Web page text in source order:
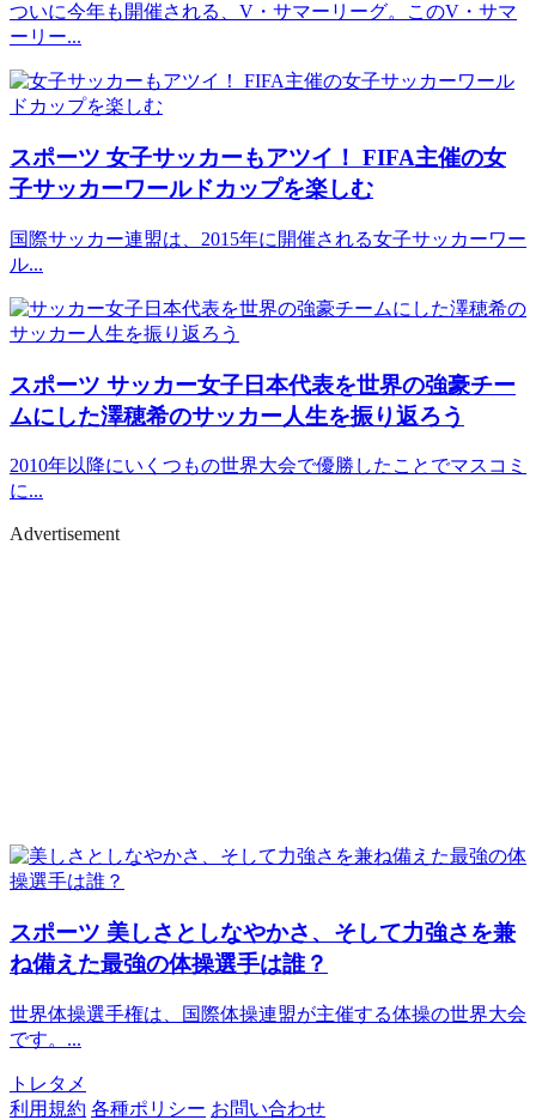
ついに今年も開催される、V・サマーリーグ。このV・サマ
ーリー...
スポーツ 女子サッカーもアツイ！ FIFA主催の女
子サッカーワールドカップを楽しむ
国際サッカー連盟は、2015年に開催される女子サッカーワー
ル...
スポーツ サッカー女子日本代表を世界の強豪チー
ムにした澤穂希のサッカー人生を振り返ろう
2010年以降にいくつもの世界大会で優勝したことでマスコミ
に...
Advertisement
スポーツ 美しさとしなやかさ、そして力強さを兼
ね備えた最強の体操選手は誰？
世界体操選手権は、国際体操連盟が主催する体操の世界大会
です。...
トレタメ
利用規約 各種ポリシー お問い合わせ